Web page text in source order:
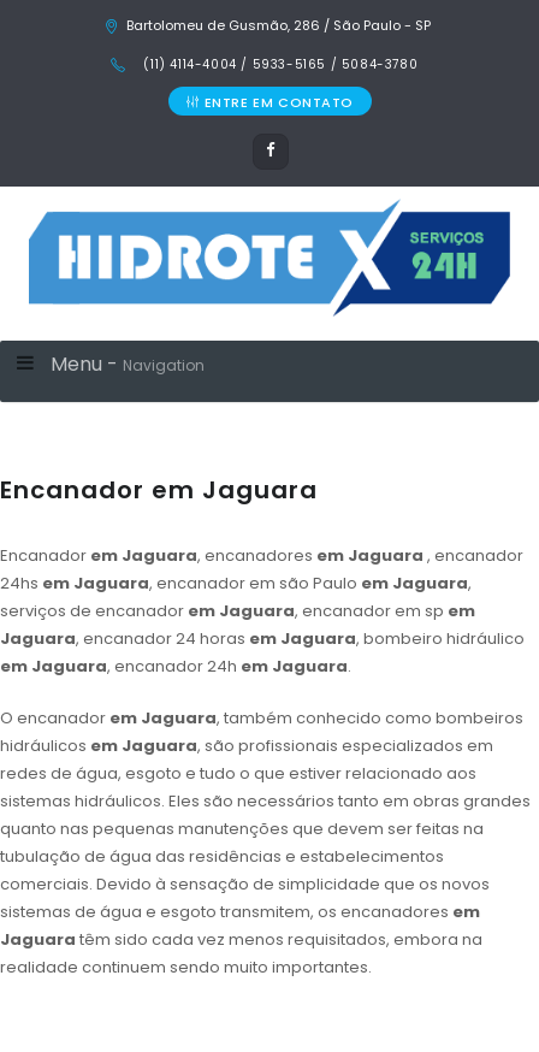
Bartolomeu de Gusmão, 286 / São Paulo - SP
(11) 4114-4004 / 5933-5165 / 5084-3780
ENTRE EM CONTATO
Menu - Navigation
Encanador em Jaguara
Encanador em Jaguara, encanadores em Jaguara , encanador
24hs em Jaguara, encanador em são Paulo em Jaguara,
serviços de encanador em Jaguara, encanador em sp em
Jaguara, encanador 24 horas em Jaguara, bombeiro hidráulico
em Jaguara, encanador 24h em Jaguara.
O encanador em Jaguara, também conhecido como bombeiros
hidráulicos em Jaguara, são profissionais especializados em
redes de água, esgoto e tudo o que estiver relacionado aos
sistemas hidráulicos. Eles são necessários tanto em obras grandes
quanto nas pequenas manutenções que devem ser feitas na
tubulação de água das residências e estabelecimentos
comerciais. Devido à sensação de simplicidade que os novos
sistemas de água e esgoto transmitem, os encanadores em
Jaguara têm sido cada vez menos requisitados, embora na
realidade continuem sendo muito importantes.